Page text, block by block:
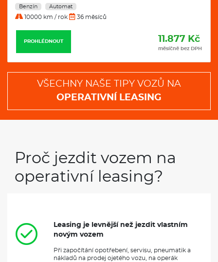
Nafta Automat
10000 km / rok 36 měsíců
PROHLÉDNOUT 11.989
měsíčně bez
VŠECHNY NAŠE TIPY VOZŮ NA
OPERATIVNÍ LEASING
Proč jezdit vozem na
operativní leasing?
Leasing je levnější než jezdit vlastním
novým vozem
Při započítání opotřebení, servisu, pneumatik a
nákladů na prodej ojetého vozu, na operák